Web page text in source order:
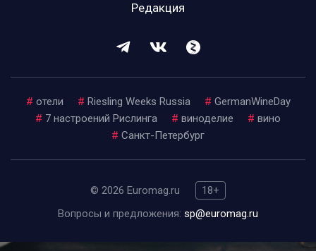
Редакция
# отели # Riesling Weeks Russia # GermanWineDay
# 7 настроений Рислинга # виноделие # вино
# Санкт-Петербург
© 2026 Euromag.ru
18+
Вопросы и предложения: sp@euromag.ru